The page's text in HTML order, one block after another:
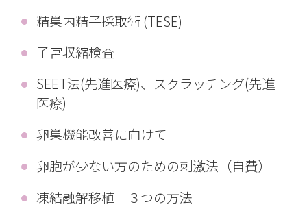
精巣内精子採取術 (TESE)
子宮収縮検査
SEET法(先進医療)、スクラッチング(先進
医療)
卵巣機能改善に向けて
卵胞が少ない方のための刺激法（自費）
凍結融解移植 ３つの方法